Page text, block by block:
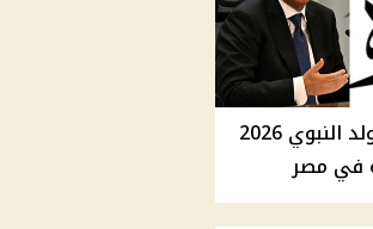
موقف ترحيل إجازة المولد النبوي 2026
في مصر